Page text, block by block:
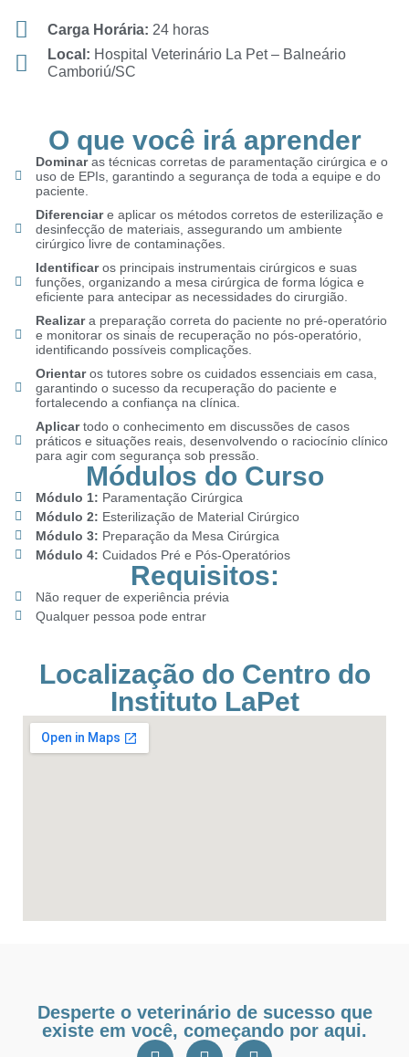
Carga Horária: 24 horas
Local: Hospital Veterinário La Pet – Balneário
Camboriú/SC
Dominaras técnicas corretas de paramentação cirúrgica e o
uso de EPIs, garantindo a segurança de toda a equipe e do
paciente.
Diferenciare aplicar os métodos corretos de esterilização e
desinfecção de materiais, assegurando um ambiente
cirúrgico livre de contaminações.
Identificaros principais instrumentais cirúrgicos e suas
funções, organizando a mesa cirúrgica de forma lógica e
eficiente para antecipar as necessidades do cirurgião.
Realizara preparação correta do paciente no pré-operatório
e monitorar os sinais de recuperação no pós-operatório,
identificando possíveis complicações.
Orientaros tutores sobre os cuidados essenciais em casa,
garantindo o sucesso da recuperação do paciente e
fortalecendo a confiança na clínica.
Aplicartodo o conhecimento em discussões de casos
práticos e situações reais, desenvolvendo o raciocínio clínico
para agir com segurança sob pressão.
O que você irá aprender
Módulo 1: Paramentação Cirúrgica
Módulo 2: Esterilização de Material Cirúrgico
Módulo 3: Preparação da Mesa Cirúrgica
Módulo 4: Cuidados Pré e Pós-Operatórios
Módulos do Curso
Não requer de experiência prévia
Qualquer pessoa pode entrar
Requisitos:
Localização do Centro do
Instituto LaPet
Desperte o veterinário de sucesso que
existe em você, começando por aqui.